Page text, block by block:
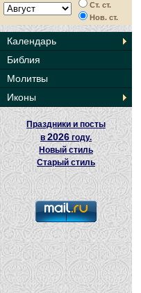
Ст. ст.
Нов. ст.
Календарь
Библия
Молитвы
Иконы
Праздники и посты
в2026 году.
Новый стиль
Старый стиль